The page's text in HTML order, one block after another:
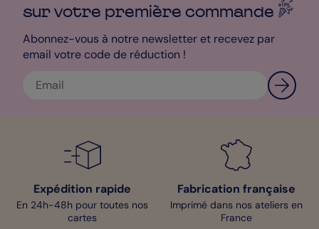
notre studio de personnalisation !
- Anna, Pop designer
sur votre première commande
Abonnez-vous à notre newsletter et recevez par
email votre code de réduction !
Expédition rapide
En 24h-48h pour toutes nos
cartes
Fabrication française
Imprimé dans nos ateliers en
France